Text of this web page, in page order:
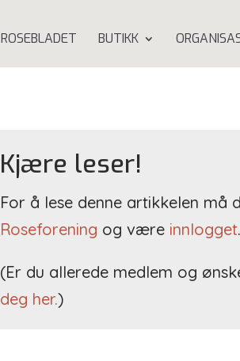
ROSEBLADET BUTIKK
Kjære leser!
For å lese denne artikkelen må
Roseforening og være innlogget.
(Er du allerede medlem og
deg her.)